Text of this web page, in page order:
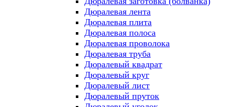
Дюралевая лента
Дюралевая плита
Дюралевая полоса
Дюралевая проволока
Дюралевая труба
Дюралевый квадрат
Дюралевый круг
Дюралевый лист
Дюралевый пруток